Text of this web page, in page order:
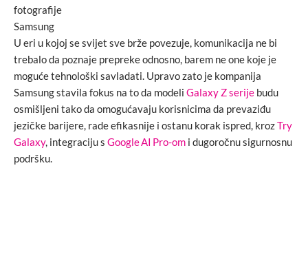
fotografije
Samsung
U eri u kojoj se svijet sve brže povezuje, komunikacija ne bi
trebalo da poznaje prepreke odnosno, barem ne one koje je
moguće tehnološki savladati. Upravo zato je kompanija
Samsung stavila fokus na to da modeli Galaxy Z serije budu
osmišljeni tako da omogućavaju korisnicima da prevaziđu
jezičke barijere, rade efikasnije i ostanu korak ispred, krozTry
Galaxy, integraciju s Google AI Pro-om i dugoročnu sigurnosnu
podršku.